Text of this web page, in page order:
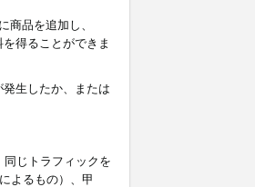
品を追加し、
得ることができま
生したか、または
じトラフィックを
よるもの）、甲